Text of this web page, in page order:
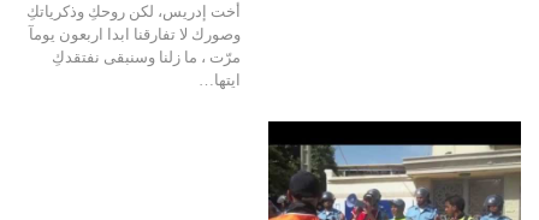
أخت إدريس، لكن روحكِ وذكرياتكِ
وصورك لا تفارقنا ابدا اربعون يومآ
مرّت ، ما زلنا وسنبقى نفتقدكِ
ايتها…